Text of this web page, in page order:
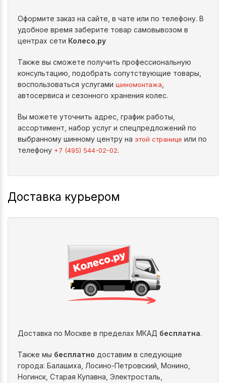
Оформите заказ на сайте, в чате или по телефону. В
удобное время заберите товар самовывозом в
центрах сети Колесо.ру
Также вы сможете получить профессиональную
консультацию, подобрать сопутствующие товары,
воспользоваться услугами шиномонтажа
автосервиса и сезонного хранения колес.
Вы можете уточнить адрес, график работы,
ассортимент, набор услуг и спецпредложений по
выбранному шинному центру на этой странице или по
телефону +7 (495) 544-02-02.
Доставка курьером
Доставка по Москве в пределах МКАД бесплатна.
Также мы бесплатно доставим в следующие
города: Балашиха, Лосино-Петровский, Монино,
Ногинск, Старая Купавна, Электросталь,